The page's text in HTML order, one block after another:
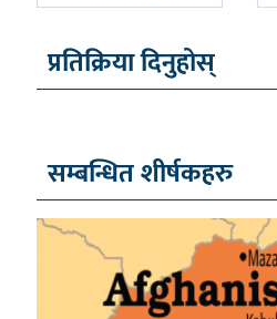
प्रतिक्रिया दिनुहोस्
सम्बन्धित शीर्षकहरु